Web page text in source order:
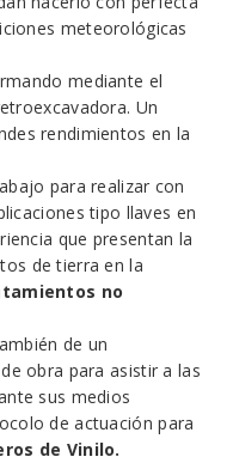
meteorológicas
mediante el
Un
rendimientos en la
para realizar con
tipo llaves en
que presentan la
de tierra en la
no
de un
obra para asistir a las
sus medios
de actuación para
de Vinilo.